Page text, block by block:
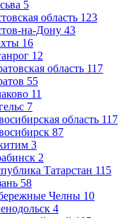
5
область 123
на-Дону 43
16
12
область 117
55
11
7
область 117
87
3
2
Татарстан 115
58
Челны 10
4